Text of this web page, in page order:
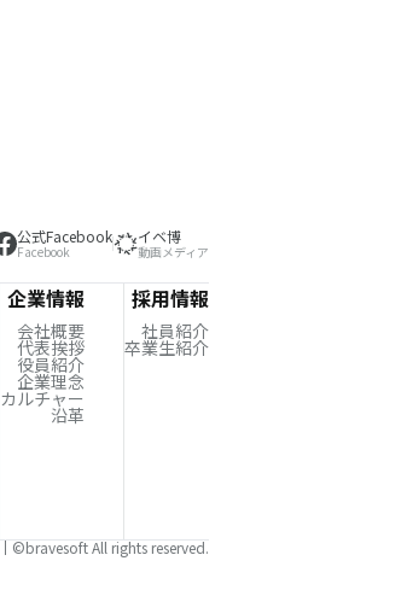
公式Facebook
Facebook
イベ博
動画メディア
企業情報
会社概要
代表挨拶
役員紹介
企業理念
カルチャー
沿革
採用情報
社員紹介
卒業生紹介
©bravesoft All rights reserved.